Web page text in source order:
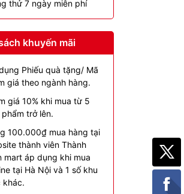
thử 7 ngày miễn phí
khuyến mãi
Phiếu quà tặng/ Mã
giá theo ngành hàng.
giá 10% khi mua từ 5
phẩm trở lên.
100.000₫ mua hàng tại
thành viên Thành
mart áp dụng khi mua
tại Hà Nội và 1 số khu
khác.